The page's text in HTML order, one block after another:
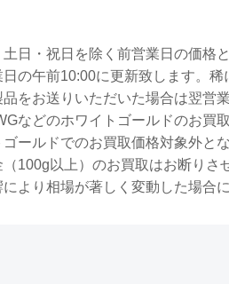
土日・祝日を除く前営業日の価格
日の午前10:00に更新致します。
品をお送りいただいた場合は翌営
などのホワイトゴールドのお
ールドでのお買取価格対象外とな
（100g以上）のお買取はお断りさ
により相場が著しく変動した場合